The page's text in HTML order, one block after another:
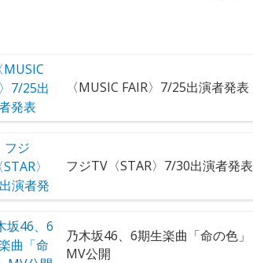
〈MUSIC FAIR〉7/25出演者発表
フジTV〈STAR〉7/30出演者発表
乃木坂46、6期生楽曲「命の色」
MV公開